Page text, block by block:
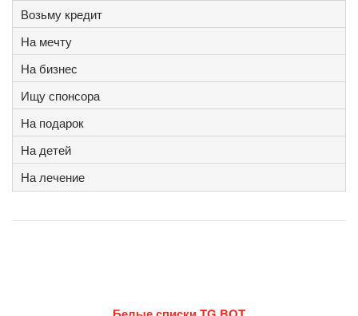
Возьму кредит
На мечту
На бизнес
Ищу спонсора
На подарок
На детей
На лечение